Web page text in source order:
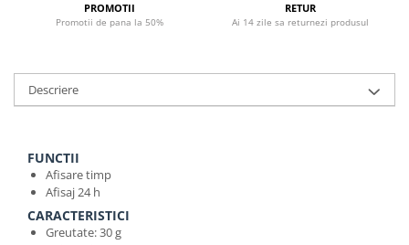
PROMOTII
Promotii de pana la 50%
RETUR
Ai 14 zile sa returnezi produsul
Descriere
FUNCTII
Afisare timp
Afisaj 24 h
CARACTERISTICI
Greutate: 30 g